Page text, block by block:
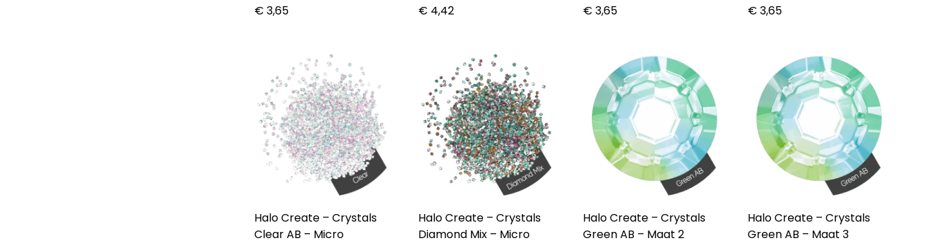
€ 3,65
€ 4,42
€ 3,65
€ 3,65
Halo Create – Crystals
Clear AB – Micro
Halo Create – Crystals
Diamond Mix – Micro
Halo Create – Crystals
Green AB – Maat 2
Halo Create – Crystals
Green AB – Maat 3